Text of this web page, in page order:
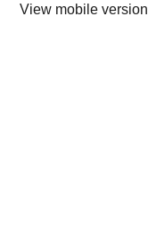
View mobile version